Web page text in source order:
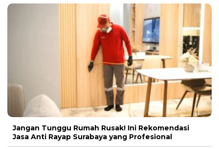
Jangan Tunggu Rumah Rusak! Ini Rekomendasi
Jasa Anti Rayap Surabaya yang Profesional